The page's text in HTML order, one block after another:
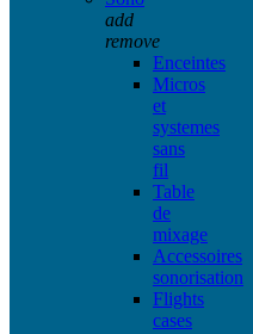
add
remove
Enceintes
Micros
et
systemes
sans
fil
Table
de
mixage
Accessoires
sonorisation
Flights
cases